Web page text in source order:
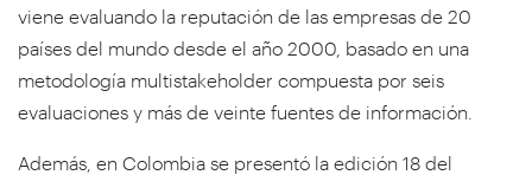
viene evaluando la reputación de las empresas de 20
países del mundo desde el año 2000, basado en una
metodología multistakeholder compuesta por seis
evaluaciones y más de veinte fuentes de información.
Además, en Colombia se presentó la edición 18 del